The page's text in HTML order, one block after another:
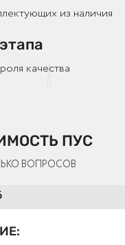
из наличия
этапа
качества
ПУС
ВОПРОСОВ